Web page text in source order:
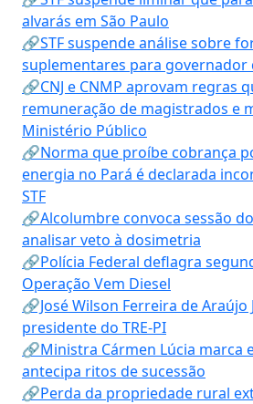
alvarás em São Paulo
🔗STF suspende análise sobre
suplementares para governador
🔗CNJ e CNMP aprovam regras
remuneração de magistrados e
Ministério Público
🔗Norma que proíbe cobrança
energia no Pará é declarada
STF
🔗Alcolumbre convoca sessão
analisar veto à dosimetria
🔗Polícia Federal deflagra
Operação Vem Diesel
🔗José Wilson Ferreira de Araújo
presidente do TRE-PI
🔗Ministra Cármen Lúcia marca
antecipa ritos de sucessão
🔗Perda da propriedade rural